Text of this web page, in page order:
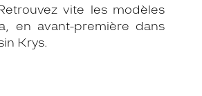
vite les modèles
en avant-première dans
Krys.